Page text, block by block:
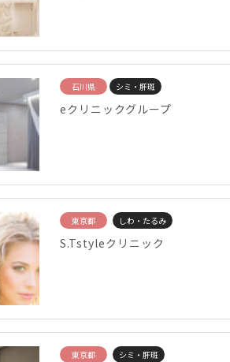
石川県 シミ・肝斑
eクリニックグループ
東京都 しわ・たるみ
S.Tstyleクリニック
東京都 シミ・肝斑